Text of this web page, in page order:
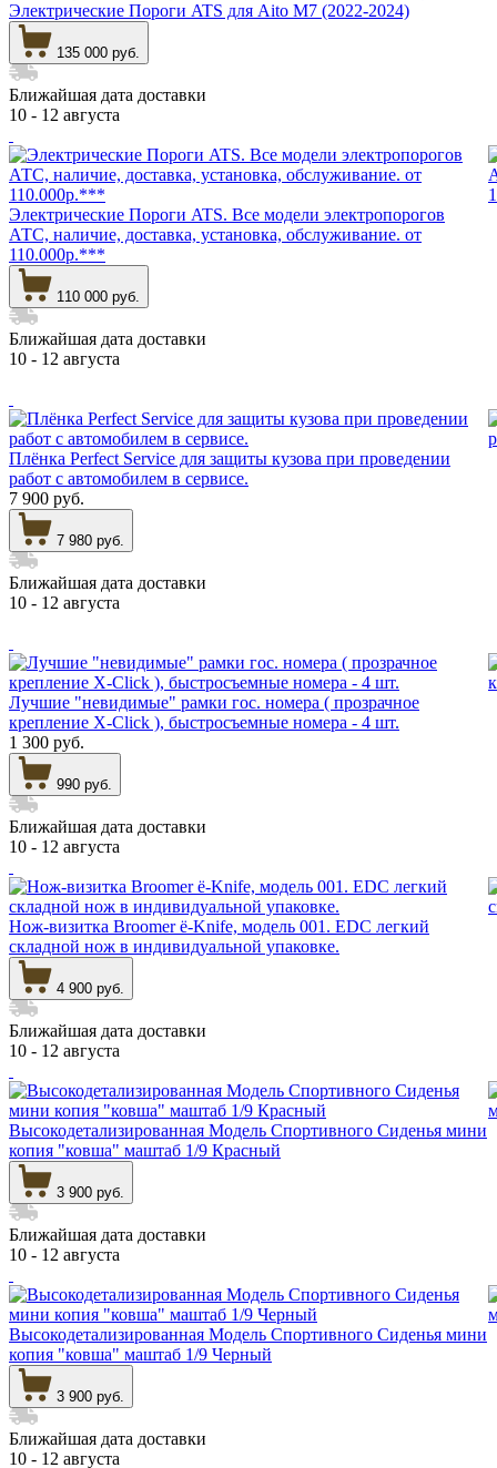
Электрические Пороги ATS для Aito M7 (2022-2024)
135 000 руб.
Ближайшая дата доставки
10 - 12 августа
Электрические Пороги ATS. Все модели электропорогов
АТС, наличие, доставка, установка, обслуживание. от
110.000р.***
110 000 руб.
Ближайшая дата доставки
10 - 12 августа
Плёнка Perfect Service для защиты кузова при проведении
работ с автомобилем в сервисе.
7 900 руб.
7 980 руб.
Ближайшая дата доставки
10 - 12 августа
Лучшие "невидимые" рамки гос. номера ( прозрачное
крепление X-Click ), быстросъемные номера - 4 шт.
1 300 руб.
990 руб.
Ближайшая дата доставки
10 - 12 августа
Нож-визитка Broomer ё-Knife, модель 001. EDC легкий
складной нож в индивидуальной упаковке.
4 900 руб.
Ближайшая дата доставки
10 - 12 августа
Высокодетализированная Модель Спортивного Сиденья мини
копия "ковша" маштаб 1/9 Красный
3 900 руб.
Ближайшая дата доставки
10 - 12 августа
Высокодетализированная Модель Спортивного Сиденья мини
копия "ковша" маштаб 1/9 Черный
3 900 руб.
Ближайшая дата доставки
10 - 12 августа